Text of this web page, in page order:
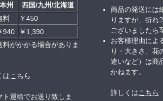
本州
四国/九州/北海道
料
￥450
940
￥1,390
がかかる場合がありま
はこちら
運輸でお送り致しま
商品の発送には
りますが、折れ
ございましたら
お客様理由によ
り・大きさ、花
違いなど）は商
かねます。
詳しくはこちら